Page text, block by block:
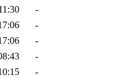
-
-
-
-
-